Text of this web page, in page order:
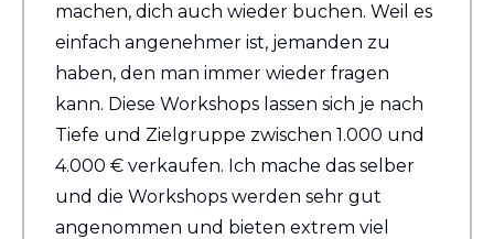
machen, dich auch wieder buchen. Weil es
einfach angenehmer ist, jemanden zu
haben, den man immer wieder fragen
kann. Diese Workshops lassen sich je nach
Tiefe und Zielgruppe zwischen 1.000 und
4.000 € verkaufen. Ich mache das selber
und die Workshops werden sehr gut
angenommen und bieten extrem viel